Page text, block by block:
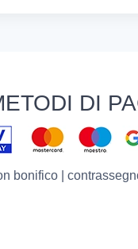
DI
bonifico |